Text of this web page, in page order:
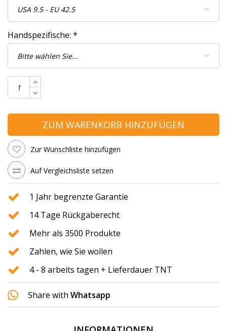
Handspezifische: *
ZUM WARENKORB HINZUFÜGEN
Zur Wunschliste hinzufügen
Auf Vergleichsliste setzen
1 Jahr begrenzte Garantie
14 Tage Rückgaberecht
Mehr als 3500 Produkte
Zahlen, wie Sie wollen
4 - 8 arbeits tagen + Lieferdauer TNT
Share with Whatsapp